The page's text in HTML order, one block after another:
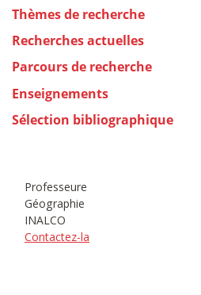
Thèmes de recherche
Recherches actuelles
Parcours de recherche
Enseignements
Sélection bibliographique
Professeure
Géographie
INALCO
Contactez-la